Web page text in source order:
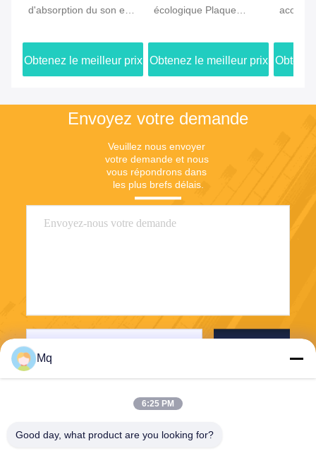
d'absorption du son en
mm 12 mm 24 mm
Épaisseur
Obtenez le meilleur prix
écologique Plaque
polyester avec finition
3D décorative
Obtenez le meilleur prix
sonore
1300g-
Envoyez votre demande
Veuillez nous envoyer
votre demande et nous
vous répondrons dans
les plus brefs délais.
Mq
6:25 PM
Good day, what product are you looking for?